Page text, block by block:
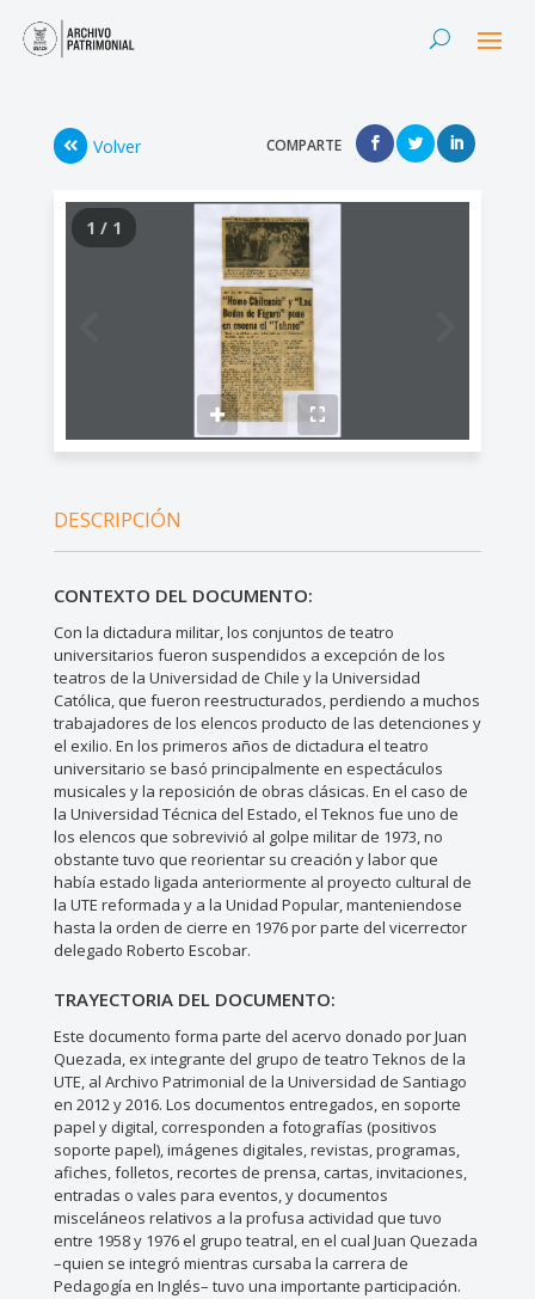
Volver COMPARTE
1 / 1
DESCRIPCIÓN
CONTEXTO DEL DOCUMENTO:
Con la dictadura militar, los conjuntos de teatro
universitarios fueron suspendidos a excepción de los
teatros de la Universidad de Chile y la Universidad
Católica, que fueron reestructurados, perdiendo a muchos
trabajadores de los elencos producto de las detenciones y
el exilio. En los primeros años de dictadura el teatro
universitario se basó principalmente en espectáculos
musicales y la reposición de obras clásicas. En el caso de
la Universidad Técnica del Estado, el Teknos fue uno de
los elencos que sobrevivió al golpe militar de 1973, no
obstante tuvo que reorientar su creación y labor que
había estado ligada anteriormente al proyecto cultural de
la UTE reformada y a la Unidad Popular, manteniendose
hasta la orden de cierre en 1976 por parte del vicerrector
delegado Roberto Escobar.
TRAYECTORIA DEL DOCUMENTO:
Este documento forma parte del acervo donado por Juan
Quezada, ex integrante del grupo de teatro Teknos de la
UTE, al Archivo Patrimonial de la Universidad de Santiago
en 2012 y 2016. Los documentos entregados, en soporte
papel y digital, corresponden a fotografías (positivos
soporte papel), imágenes digitales, revistas, programas,
afiches, folletos, recortes de prensa, cartas, invitaciones,
entradas o vales para eventos, y documentos
misceláneos relativos a la profusa actividad que tuvo
entre 1958 y 1976 el grupo teatral, en el cual Juan Quezada
–quien se integró mientras cursaba la carrera de
Pedagogía en Inglés– tuvo una importante participación.